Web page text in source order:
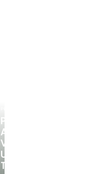
PERSOONLIJK
ADVIES
VOOR
UW
TUIN